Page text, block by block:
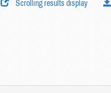
Scrolling results display